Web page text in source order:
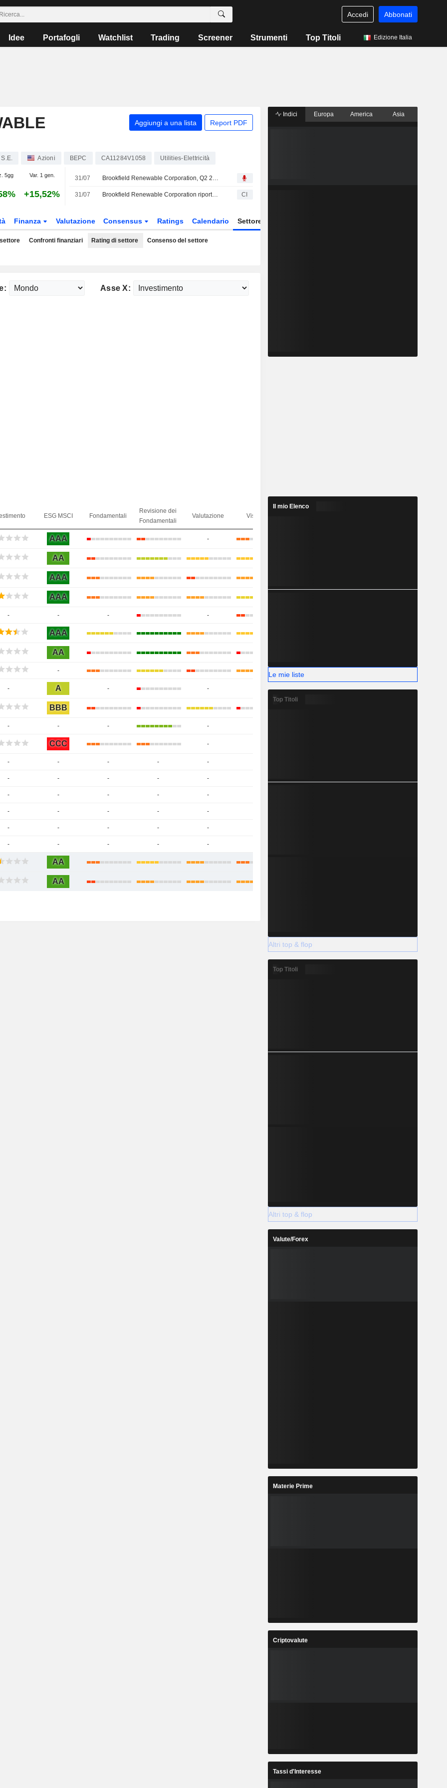
Accedi Abbonati
Idee Portafogli Watchlist Trading Screener Strumenti Top Titoli Edizione Italia
Aggiungi a una lista Report PDF
Azioni BEPC CA11284V1058 Utilities-Elettricità
5gg Var. 1 gen.
+15,52%
31/07 Brookfield Renewable Corporation, Q2 2026 Earnings Call, Jul 31, 2026
31/07 Brookfield Renewable Corporation riporta i risultati degli utili per il secondo trimestre e il semestre conclusosi il 30 giugno 2026 CI
Finanza Valutazione Consensus Ratings Calendario Settore
Confronti finanziari Rating di settore Consenso del settore
Asse X:
ESG MSCI Fondamentali
Revisione dei
Fondamentali
Valutazione Visibilità
AAA -
AA
AAA
AAA
- - - -
AAA
AA
-
- A - -
BBB
- - - -
CCC -
- - - - -
- - - - -
- - - - -
- - - - -
- - - - -
- - - - -
AA
AA
Indici Europa America Asia
Il mio Elenco
Le mie liste
Top Titoli
Altri top & flop
Top Titoli
Altri top & flop
Valute/Forex
Materie Prime
Criptovalute
Tassi d'Interesse